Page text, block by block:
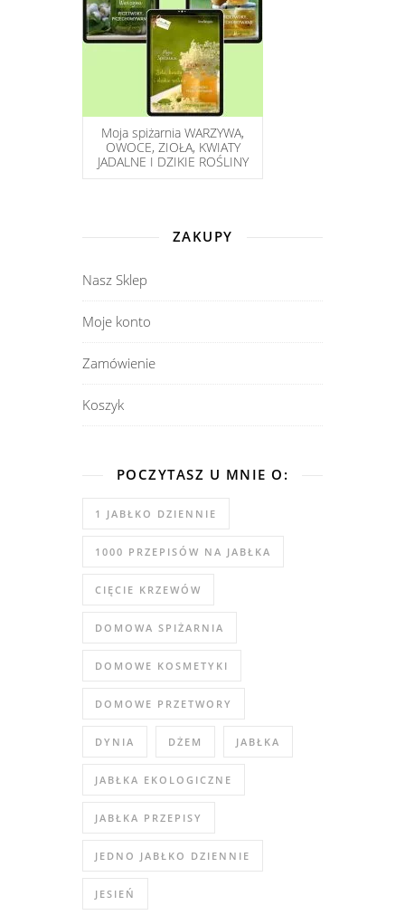
Moja spiżarnia WARZYWA,
OWOCE, ZIOŁA, KWIATY
JADALNE I DZIKIE ROŚLINY
ZAKUPY
Nasz Sklep
Moje konto
Zamówienie
Koszyk
POCZYTASZ U MNIE O:
1 JABŁKO DZIENNIE
1000 PRZEPISÓW NA JABŁKA
CIĘCIE KRZEWÓW
DOMOWA SPIŻARNIA
DOMOWE KOSMETYKI
DOMOWE PRZETWORY
DYNIA DŻEM JABŁKA
JABŁKA EKOLOGICZNE
JABŁKA PRZEPISY
JEDNO JABŁKO DZIENNIE
JESIEŃ